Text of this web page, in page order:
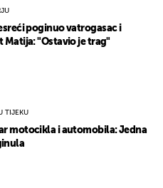
poginuo vatrogasac i
"Ostavio je trag"
TIJEKU
motocikla i automobila: Jedna